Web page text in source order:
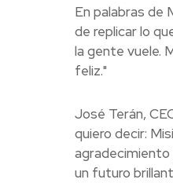
En palabras de
de replicar lo
la gente vuele.
feliz."
José Terán,
quiero decir:
agradecimiento
un futuro